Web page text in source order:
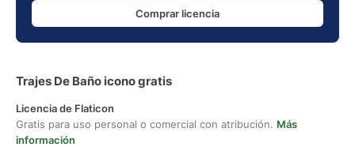
Comprar licencia
Trajes De Baño icono gratis
Licencia de Flaticon
Gratis para uso personal o comercial con atribución. Más
información